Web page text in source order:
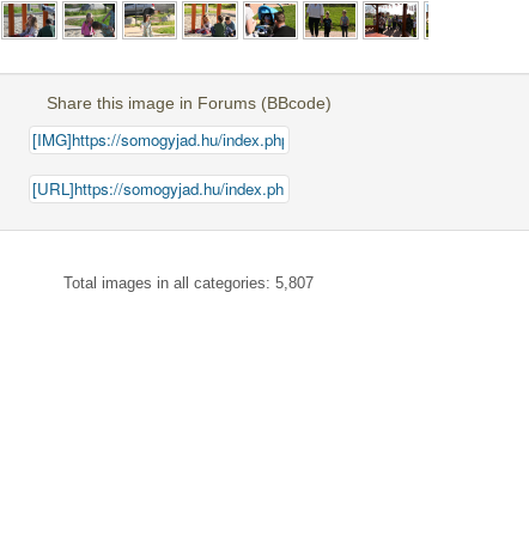
Share this image in Forums (BBcode)
Total images in all categories: 5,807